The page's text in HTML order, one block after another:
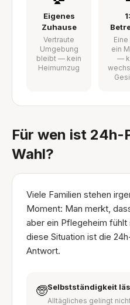
Eigenes
Zuhause
Vertraute
Umgebung
bleibt — kein
Heimumzug
ein
—
Für wen ist 24h-
Wahl?
Viele Familien stehen
Moment: Man merkt,
aber ein Pflegeheim
diese Situation ist die
Antwort.
🧓Selbstständigkeit
Alltägliches gelingt